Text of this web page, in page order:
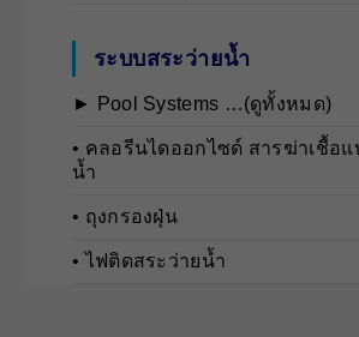
ระบบสระว่ายน้ำ
► Pool Systems …(ดูทั้งหมด)
• คลอรีนไดออกไซด์ สารฆ่าเชื้อแ
น้ำ
• ถุงกรองฝุ่น
• ไฟติดสระว่ายน้ำ